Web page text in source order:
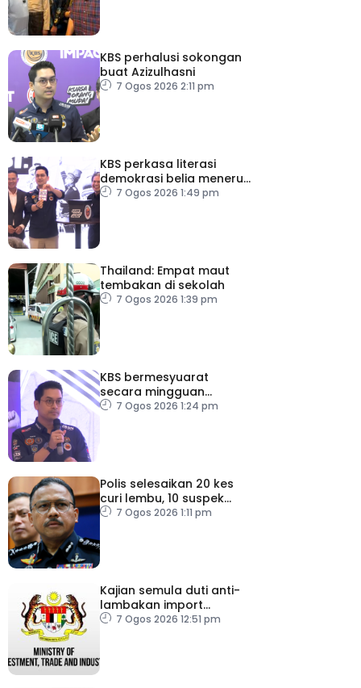
KBS perhalusi sokongan
buat Azizulhasni
7 Ogos 2026 2:11 pm
KBS perkasa literasi
demokrasi belia menerusi
Bulan Rakan Demokrasi
7 Ogos 2026 1:49 pm
Thailand: Empat maut
tembakan di sekolah
7 Ogos 2026 1:39 pm
KBS bermesyuarat
secara mingguan
pastikan persiapan F1
7 Ogos 2026 1:24 pm
Polis selesaikan 20 kes
curi lembu, 10 suspek
diberkas
7 Ogos 2026 1:11 pm
Kajian semula duti anti-
lambakan import
gegelung keluli dilaksana
7 Ogos 2026 12:51 pm